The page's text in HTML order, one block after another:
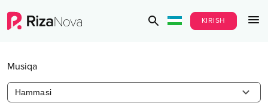
KIRISH
Musiqa
Hammasi